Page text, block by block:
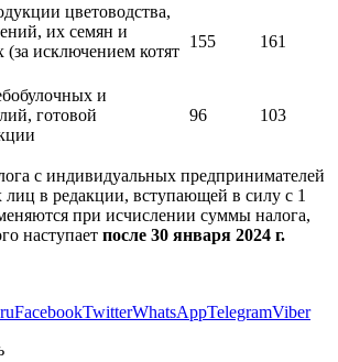
цветоводства,
их семян и
исключением котят
155 161
и
готовой
96 103
с индивидуальных предпринимателей
в редакции, вступающей в силу с 1
при исчислении суммы налога,
наступает после 30 января 2024 г.
FacebookTwitterWhatsAppTelegramViber